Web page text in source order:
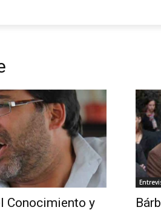
Conocimiento y